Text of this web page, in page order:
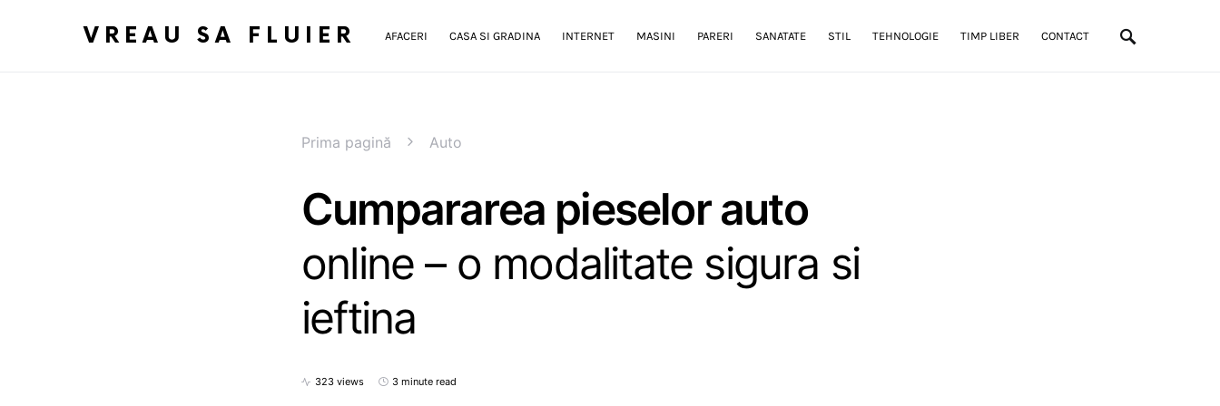
VREAU SA FLUIER AFACERI CASA SI GRADINA INTERNET MASINI PARERI SANATATE STIL TEHNOLOGIE TIMP LIBER CONTACT
Prima pagină Auto
Cumpararea pieselor auto
online – o modalitate sigura si
ieftina
323 views 3 minute read